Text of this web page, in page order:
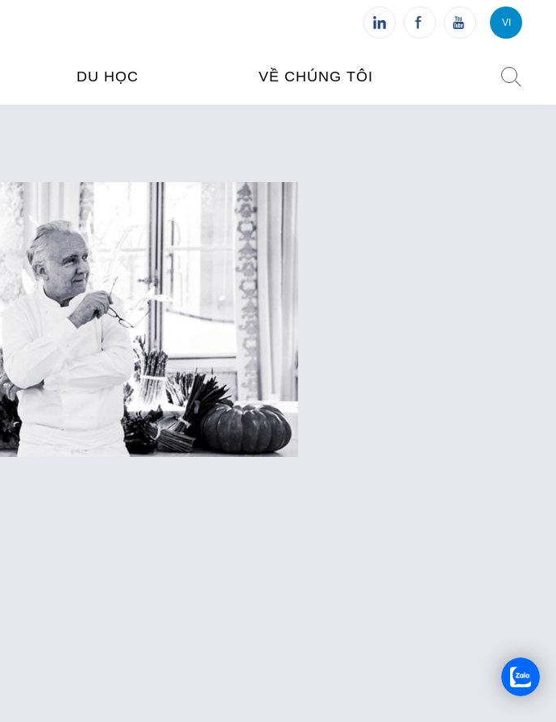
DU HỌC
CHƯƠNG TRÌNH ĐÀO TẠO
CỦA PHÁP TẠI VIỆT NAM
FRANCE ALUMNI VIỆT NAM
VỀ CHÚNG TÔI
CHI NHÁNH: HÀ NỘI
CHI NHÁNH: HUẾ
CHI NHÁNH: ĐÀ NẴNG
CHI NHÁNH: TPHCM
TUYỂN DỤNG
VI
VI FR